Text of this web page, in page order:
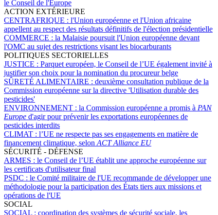
le Conseil de l'Europe
ACTION EXTÉRIEURE
CENTRAFRIQUE : l'Union européenne et l'Union africaine
appellent au respect des résultats définitifs de l'élection présidentielle
COMMERCE : la Malaisie poursuit l'Union européenne devant
l'OMC au sujet des restrictions visant les biocarburants
POLITIQUES SECTORIELLES
JUSTICE : Parquet européen, le Conseil de l’UE également invité à
justifier son choix pour la nomination du procureur belge
SÛRETÉ ALIMENTAIRE : deuxième consultation publique de la
Commission européenne sur la directive 'Utilisation durable des
pesticides'
ENVIRONNEMENT : la Commission européenne a promis à PAN
Europe d'agir pour prévenir les exportations européennes de
pesticides interdits
CLIMAT : l’UE ne respecte pas ses engagements en matière de
financement climatique, selon ACT Alliance EU
SÉCURITÉ - DÉFENSE
ARMES : le Conseil de l’UE établit une approche européenne sur
les certificats d'utilisateur final
PSDC : le Comité militaire de l'UE recommande de développer une
méthodologie pour la participation des États tiers aux missions et
opérations de l'UE
SOCIAL
SOCIAL : coordination des systèmes de sécurité sociale, les